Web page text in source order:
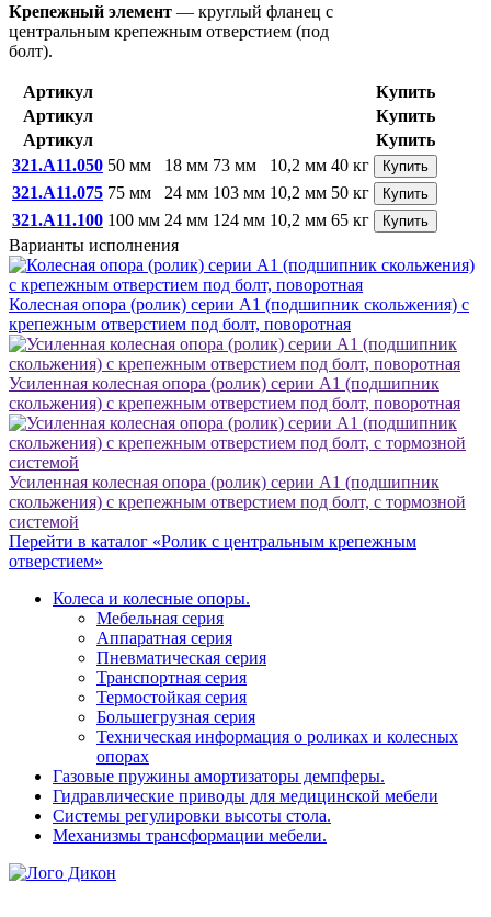
Крепежный элемент — круглый фланец с
центральным крепежным отверстием (под
болт).
Артикул
Купить
Артикул
Купить
Артикул
Купить
321.A11.050 50 мм 18 мм 73 мм 10,2 мм 40 кг Купить
321.A11.075 75 мм 24 мм 103 мм 10,2 мм 50 кг Купить
321.A11.100 100 мм 24 мм 124 мм 10,2 мм 65 кг Купить
Варианты исполнения
Колесная опора (ролик) серии А1 (подшипник скольжения) с
крепежным отверстием под болт, поворотная
Усиленная колесная опора (ролик) серии А1 (подшипник
скольжения) с крепежным отверстием под болт, поворотная
Усиленная колесная опора (ролик) серии А1 (подшипник
скольжения) с крепежным отверстием под болт, с тормозной
системой
Перейти в каталог «Ролик с центральным крепежным
отверстием»
Колеса и колесные опоры.
Мебельная серия
Аппаратная серия
Пневматическая серия
Транспортная серия
Термостойкая серия
Большегрузная серия
Техническая информация о роликах и колесных
опорах
Газовые пружины амортизаторы демпферы.
Гидравлические приводы для медицинской мебели
Системы регулировки высоты стола.
Механизмы трансформации мебели.